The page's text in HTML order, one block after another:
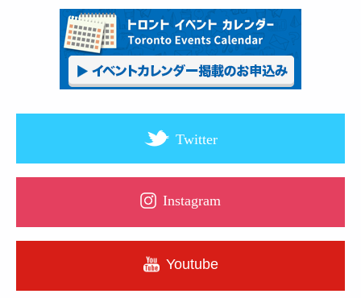
Twitter
Instagram
Youtube